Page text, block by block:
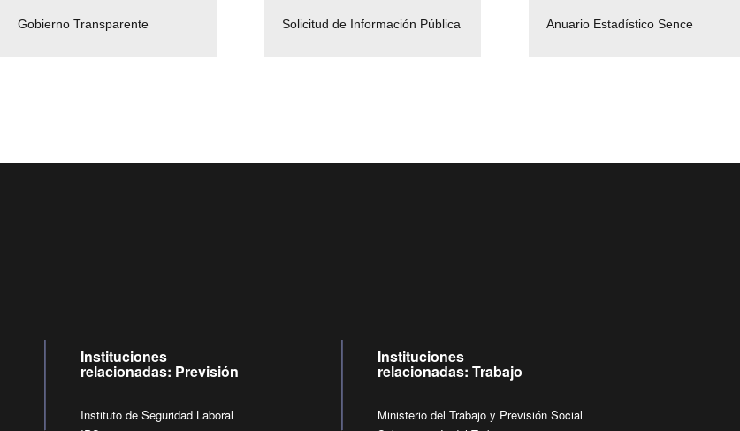
Gobierno Transparente Solicitud de Información Pública Anuario Estadístico Sence
Pago Proveedores
Empleos Públicos
Solicitud Audiencias y
Instituciones
relacionadas: Previsión
Instituto de Seguridad Laboral
Instituciones
relacionadas: Trabajo
Ministerio del Trabajo y Previsión Social